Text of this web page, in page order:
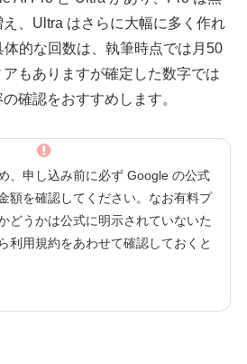
、Ultra はさらに大幅に多く作れ
体的な回数は、執筆時点では月50
もありますが確定した数字では
確認をおすすめします。
、申し込み前に必ず Google の公式
額を確認してください。なお有料プ
どうかは公式に明示されていないた
利用規約をあわせて確認しておくと